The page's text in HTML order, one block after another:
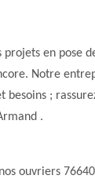
en pose
Notre
;
.
ouvriers